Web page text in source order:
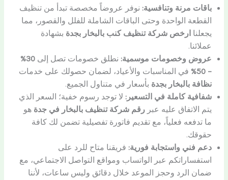
باقات مرنة وتنافسية: نوفر عروضاً مخصصة تبدأ من تنظيف
القطعة الواحدة وحتى الباقات الشاملة للفلل والقصور، مما
يجعلنا ارخص شركة تنظيف كنب بالبخار بجدة بشهادة
عملائنا.
عروض وخصومات موسمية: نطلق خصومات تصل إلى
30%
– 50%
في المناسبات والأعياد، لضمان حصولك على خدمات
نظافة بالبخار بجدة بأسعار في متناول الجميع.
شفافية كاملة في التسعير: لا توجد رسوم خفية؛ السعر الذي
يتم الاتفاق عليه عبررقم شركة تنظيف بالبخار في جدة هو
ما تدفعه فعلياً، مع تقديم فاتورة تفصيلية تضمن لك كافة
حقوقك.
دعم فني واستجابة فورية: فريقنا متاح للرد على
استفساراتكم عبر الواتساب ومواقع التواصل الاجتماعي، مع
ضمان الرد وحجز الموعد خلال دقائق وليس ساعات، لأننا